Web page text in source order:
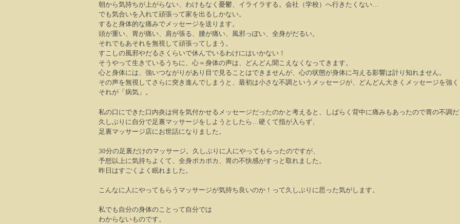
朝から気持ちが上がらない、わけもなく憂鬱、イライラする。会社（学校）へ行きたくない…
でも気合いを入れて頑張って家を出るしかない。
すると身体的な痛みでメッセージを送ります。
頭が重い、胃が痛い、肩が張る、腰が痛い、風邪っぽい、全身がだるい。
それでもあそれを無視して頑張ってしまう。
すこしの風邪やだるさくらいで休んでいるわけにはいかない！
そうやって生きているうちに、心＝身体の声は、どんどん聞こえなくなってきます。
心と身体には、強いつながりがあり目で見ることはできませんが、心の状態が身体に与える影響は計り知れません。
その声を無視してさらに突き進んでしまうと、最初は小さな不調というメッセージが、どんどん大きくメッセージを強
それが「病気」。
私の口にできた口内炎は何を気付かせるメッセージだったのかと考えると、しばらく背中に痛みもあったので胃の不調
久しぶりに自分で足裏マッサージをしようとしたら
硬くて指が入らず、
足裏マッサージ店にお世話になりました。
30分の足裏だけのマッサージ。久しぶりに人にやってもらったのですが、
予想以上に気持ちよくて、全身ポカポカ、胃の不快感がすっと取れました。
昨日はすごくよく眠れました。
こんなに人にやってもらうマッサージが気持ち良いのか！って久しぶりに思った気がします。
私でも自分の身体のことって自分では
わからないものです。